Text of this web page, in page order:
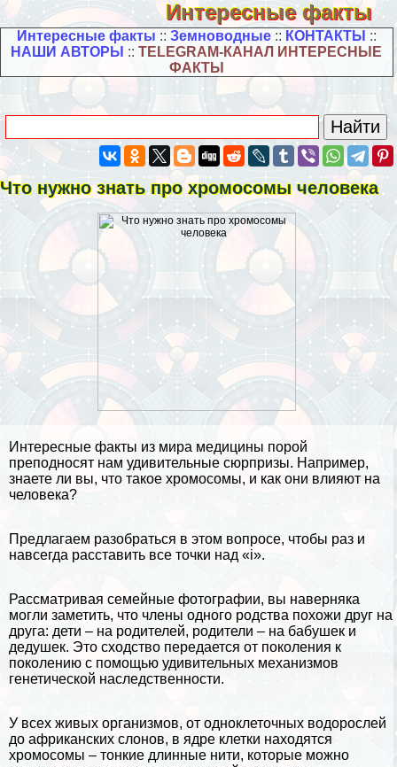
Интересные факты
Интересные факты :: Земноводные:: КОНТАКТЫ ::
НАШИ АВТОРЫ ::TELEGRAM-КАНАЛ ИНТЕРЕСНЫЕ
ФАКТЫ
Что нужно знать про хромосомы человека
Интересные факты из мира медицины порой
преподносят нам удивительные сюрпризы. Например,
знаете ли вы, что такое хромосомы, и как они влияют на
человека?
Предлагаем разобраться в этом вопросе, чтобы раз и
навсегда расставить все точки над «i».
Рассматривая семейные фотографии, вы наверняка
могли заметить, что члeны одного родства похожи друг на
друга: дети – на родителей, родители – на бабушек и
дедушек. Это сходство передается от поколения к
поколению с помощью удивительных механизмов
генетической наследственности.
У всех живых организмов, от одноклеточных водорослей
до африканских слонов, в ядре клетки находятся
хромосомы – тонкие длинные нити, которые можно